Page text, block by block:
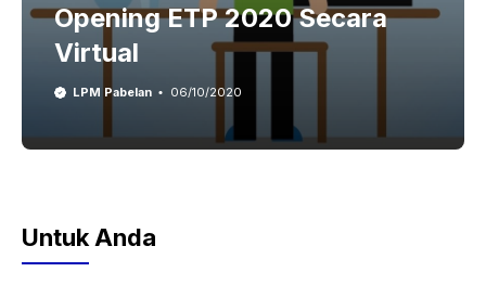
Opening ETP 2020 Secara
Virtual
LPM Pabelan 06/10/2020
Untuk Anda